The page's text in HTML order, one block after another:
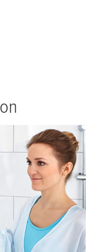
可以让您随时触
您解决了此类烦
，外观漂亮，粘
决方案，可以
方。胶粘剂粘合
后，便具备高度
此表面不会受
会留下任何痕